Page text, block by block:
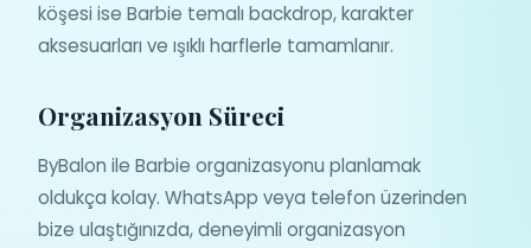
köşesi ise Barbie temalı backdrop, karakter
aksesuarları ve ışıklı harflerle tamamlanır.
Organizasyon Süreci
ByBalon ile Barbie organizasyonu planlamak
oldukça kolay. WhatsApp veya telefon üzerinden
bize ulaştığınızda, deneyimli organizasyon